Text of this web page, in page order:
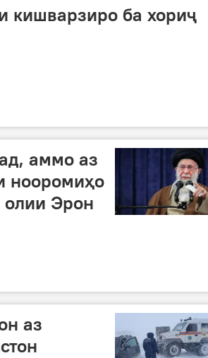
кишварзиро ба хориҷ
аммо аз
нооромиҳо
олии Эрон
аз